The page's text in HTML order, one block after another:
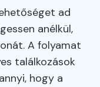
ad
anélkül,
A folyamat
találkozások
hogy a